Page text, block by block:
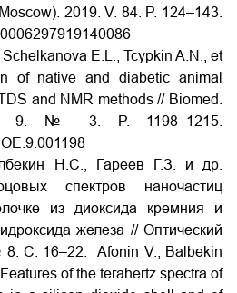
2019. V. 84. P. 124–143.
E.L., Tcypkin A.N., et
of native and diabetic animal
and NMR methods // Biomed.
9. № 3. P. 1198–1215.
Н.С., Гареев Г.З. и др.
спектров наночастиц
из диоксида кремния и
железа // Оптический
С. 16–22. Afonin V., Balbekin
of the terahertz spectra of